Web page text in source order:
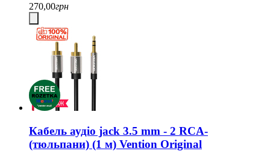
270,00грн
Кабель аудіо jack 3.5 mm - 2 RCA-
(тюльпани) (1 м) Vention Original